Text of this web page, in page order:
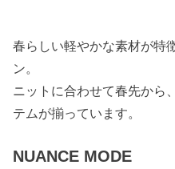
春らしい軽やかな素材が特
ン。
ニットに合わせて春先から
テムが揃っています。
NUANCE MODE